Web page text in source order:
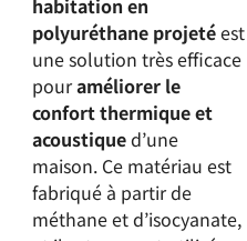
habitation en
polyuréthane projetéest
une solution très efficace
pouraméliorer le
confort thermique et
acoustiqued’une
maison. Ce matériau est
fabriqué à partir de
méthane et d’isocyanate,